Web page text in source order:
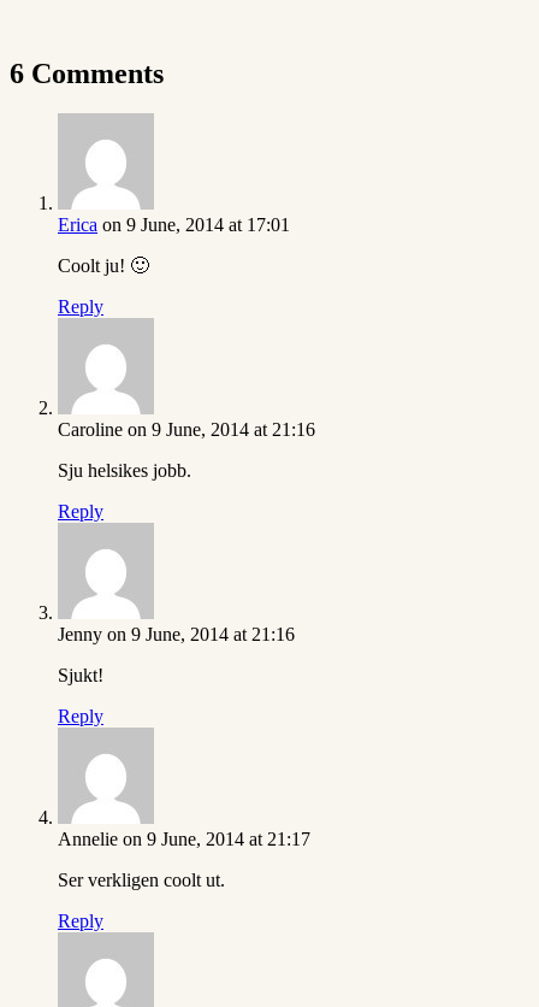
6 Comments
Erica on 9 June, 2014 at 17:01
Coolt ju! 🙂
Reply
Caroline on 9 June, 2014 at 21:16
Sju helsikes jobb.
Reply
Jenny on 9 June, 2014 at 21:16
Sjukt!
Reply
Annelie on 9 June, 2014 at 21:17
Ser verkligen coolt ut.
Reply